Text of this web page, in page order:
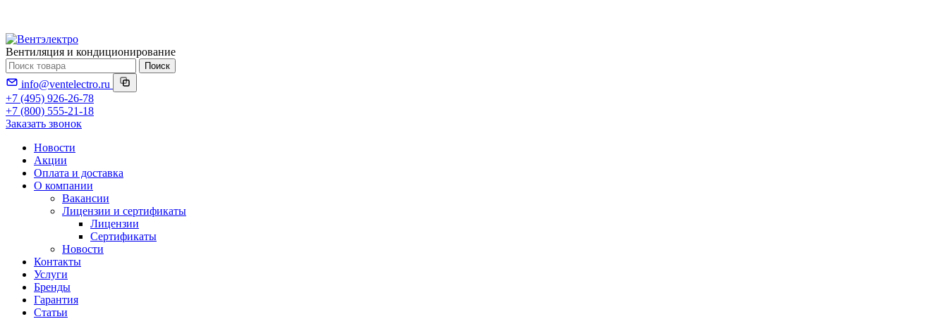
Вентиляция и кондиционирование
Поиск
info@ventelectro.ru
+7 (495) 926-26-78
+7 (800) 555-21-18
Заказать звонок
Новости
Акции
Оплата и доставка
О компании
Вакансии
Лицензии и сертификаты
Лицензии
Сертификаты
Новости
Контакты
Услуги
Бренды
Гарантия
Статьи